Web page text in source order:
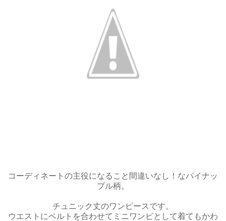
コーディネートの主役になること間違いなし！なパイナッ
プル柄。
チュニック丈のワンピースです。
ウエストにベルトを合わせてミニワンピとして着てもかわ